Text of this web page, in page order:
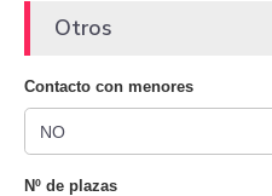
Otros
Contacto con menores
Nº de plazas